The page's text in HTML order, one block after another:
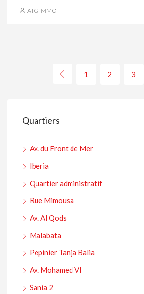
ATG IMMO
1 2 3
Quartiers
Av. du Front de Mer
Iberia
Quartier administratif
Rue Mimousa
Av. Al Qods
Malabata
Pepinier Tanja Balia
Av. Mohamed VI
Sania 2